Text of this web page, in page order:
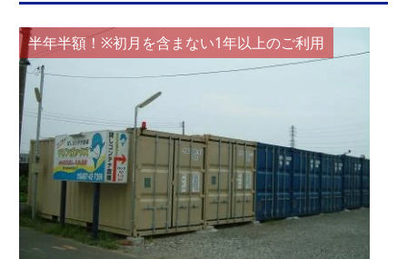
半年半額！※初月を含まない1年以上のご利用